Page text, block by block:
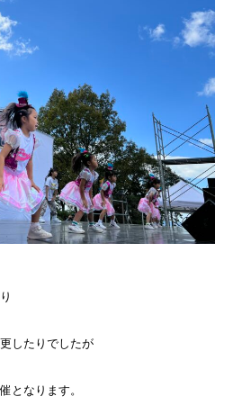
したりでしたが
となります。